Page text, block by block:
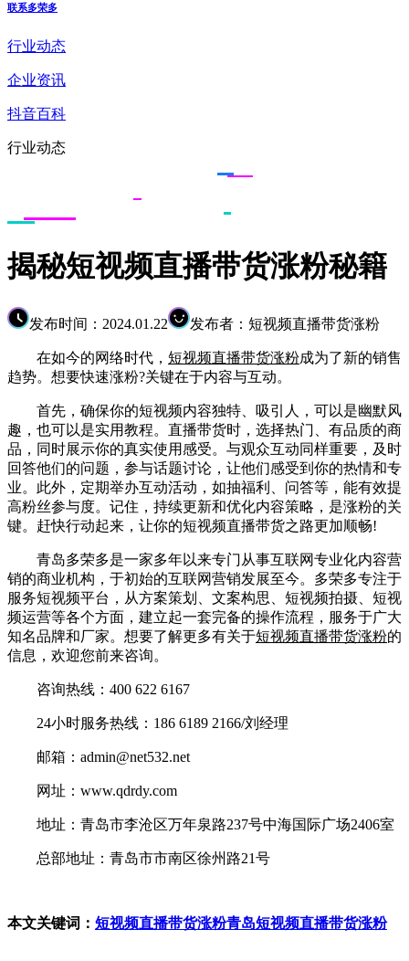
联系多荣多
行业动态
企业资讯
抖音百科
行业动态
揭秘短视频直播带货涨粉秘籍
发布时间：2024.01.22 发布者：短视频直播带货涨粉
在如今的网络时代， 短视频直播带货涨粉成为了新的销售
趋势。想要快速涨粉?关键在于内容与互动。
首先，确保你的短视频内容独特、吸引人，可以是幽默风
趣，也可以是实用教程。直播带货时，选择热门、有品质的商
品，同时展示你的真实使用感受。与观众互动同样重要，及时
回答他们的问题，参与话题讨论，让他们感受到你的热情和专
业。此外，定期举办互动活动，如抽福利、问答等，能有效提
高粉丝参与度。记住，持续更新和优化内容策略，是涨粉的关
键。赶快行动起来，让你的短视频直播带货之路更加顺畅!
青岛多荣多是一家多年以来专门从事互联网专业化内容营
销的商业机构，于初始的互联网营销发展至今。多荣多专注于
服务短视频平台，从方案策划、文案构思、短视频拍摄、短视
频运营等各个方面，建立起一套完备的操作流程，服务于广大
知名品牌和厂家。想要了解更多有关于短视频直播带货涨粉的
信息，欢迎您前来咨询。
咨询热线：400 622 6167
24小时服务热线：186 6189 2166/刘经理
邮箱：admin@net532.net
网址：www.qdrdy.com
地址：青岛市李沧区万年泉路237号中海国际广场2406室
总部地址：青岛市市南区徐州路21号
本文关键词： 短视频直播带货涨粉青岛短视频直播带货涨粉